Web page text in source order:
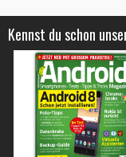
Kennst du schon